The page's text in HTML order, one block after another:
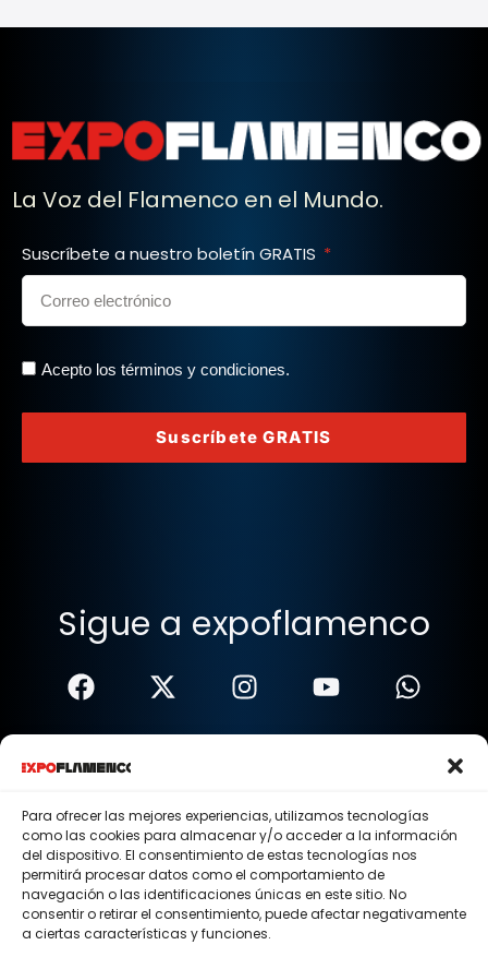
Para ofrecer las mejores experiencias, utilizamos tecnologías
como las cookies para almacenar y/o acceder a la información
del dispositivo. El consentimiento de estas tecnologías nos
permitirá procesar datos como el comportamiento de
navegación o las identificaciones únicas en este sitio. No
consentir o retirar el consentimiento, puede afectar negativamente
a ciertas características y funciones.
La Voz del Flamenco en el Mundo.
Suscríbete a nuestro boletín GRATIS
Acepto los términos y condiciones.
Suscríbete GRATIS
Sigue a expoflamenco
Términos Y Condiciones
Política De Privacidad
Política De Cookies
Aviso Legal
© 2015 - 2026 . Todos los derechos reservados.